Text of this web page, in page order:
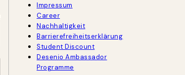
Impressum
Career
Nachhaltigkeit
Barrierefreiheitserklärung
Student Discount
Desenio Ambassador
Programme